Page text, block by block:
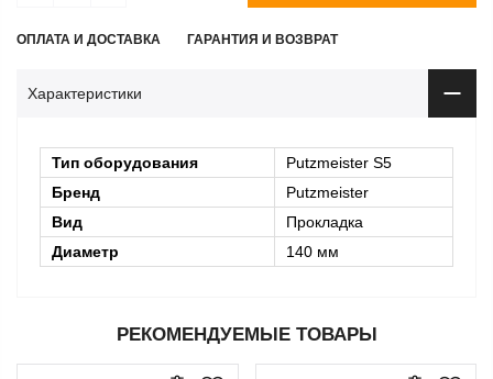
ОПЛАТА И ДОСТАВКА ГАРАНТИЯ И ВОЗВРАТ
Характеристики
Тип оборудования
Putzmeister S5
Бренд
Putzmeister
Вид
Прокладка
Диаметр
140 мм
РЕКОМЕНДУЕМЫЕ ТОВАРЫ